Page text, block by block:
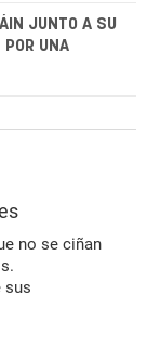
JUNTO A SU
POR UNA
no se ciñan
sus